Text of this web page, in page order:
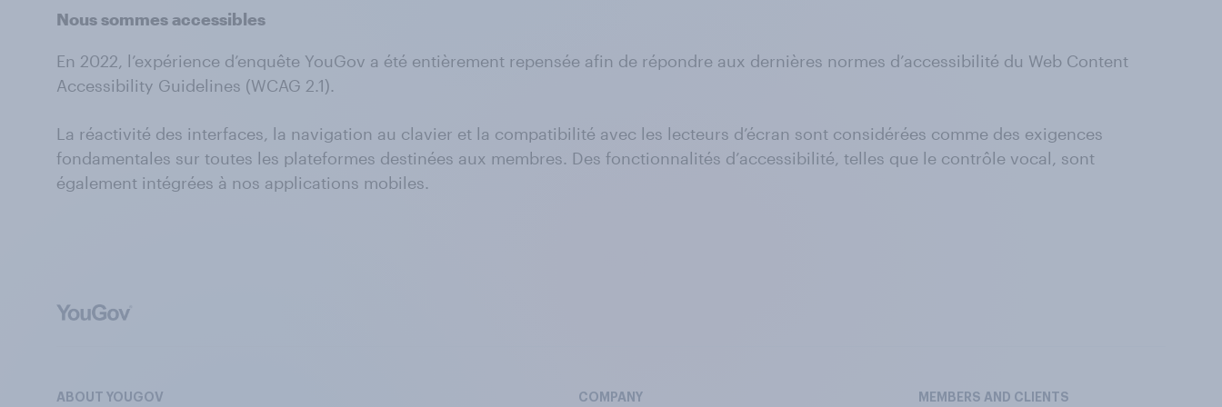
Nous sommes accessibles
En 2022, l’expérience d’enquête YouGov a été entièrement repensée afin de répondre aux dernières normes d’accessibilité du Web Content
Accessibility Guidelines (WCAG 2.1).
La réactivité des interfaces, la navigation au clavier et la compatibilité avec les lecteurs d’écran sont considérées comme des exigences
fondamentales sur toutes les plateformes destinées aux membres. Des fonctionnalités d’accessibilité, telles que le contrôle vocal, sont
également intégrées à nos applications mobiles.
ABOUT YOUGOV COMPANY MEMBERS AND CLIENTS